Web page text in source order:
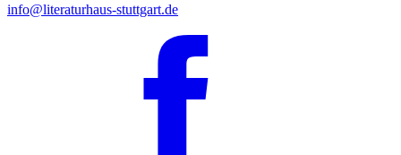
info@literaturhaus-stuttgart.de